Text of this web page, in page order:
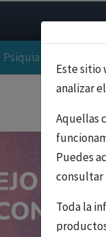
Psiquiatría
Este sitio
analizar
Aquellas
Puedes
consultar
Toda la